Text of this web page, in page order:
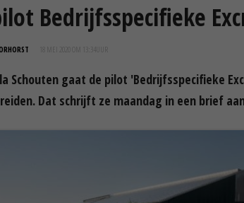
Bedrijfsspecifieke
18 MEI 2020 OM 13:34
Schouten gaat de pilot 'Bedrijfsspecifieke
Dat schrijft ze maandag in een brief